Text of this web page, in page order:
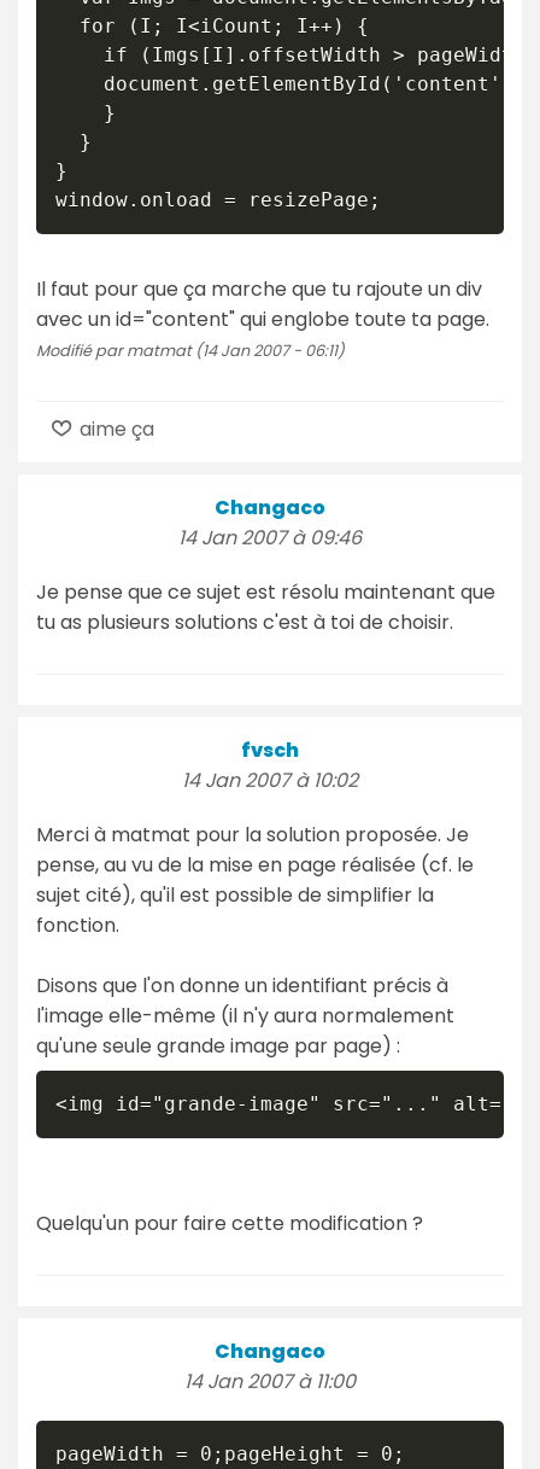
  for (I; I<iCount; I++) {
if (Imgs[I].offsetWidth >
    }
  }
}
Il faut pour que ça marche que tu rajoute un div
avec un id="content" qui englobe toute ta page.
Modifié par matmat (14 Jan 2007 - 06:11)
aime ça
Changaco
14 Jan 2007 à 09:46
Je pense que ce sujet est résolu maintenant que
tu as plusieurs solutions c'est à toi de choisir.
fvsch
14 Jan 2007 à 10:02
Merci à matmat pour la solution proposée. Je
pense, au vu de la mise en page réalisée (cf. le
sujet cité), qu'il est possible de simplifier la
fonction.
Disons que l'on donne un identifiant précis à
l'image elle-même (il n'y aura normalement
qu'une seule grande image par page) :
<img id="grande-image" src="..."
Quelqu'un pour faire cette modification ?
Changaco
14 Jan 2007 à 11:00
pageWidth = 0;pageHeight = 0;